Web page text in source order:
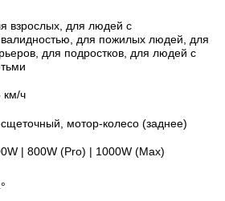
взрослых, для людей с
для пожилых людей, для
для подростков, для людей с
км/ч
мотор-колесо (заднее)
| 800W (Pro) | 1000W (Max)